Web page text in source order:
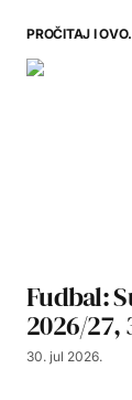
PROČITAJ I
Fudbal:
2026/27,
30. jul 2026.